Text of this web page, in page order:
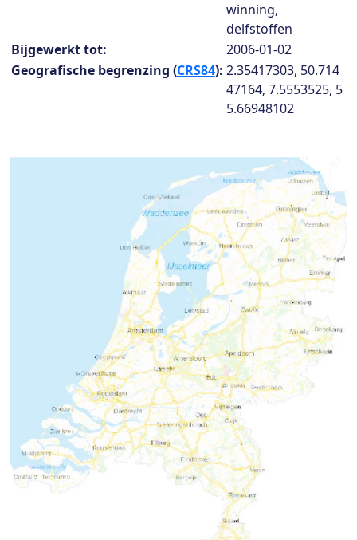
winning,
delfstoffen
Bijgewerkt tot:
2006-01-02
Geografische begrenzing (CRS84): 2.35417303, 50.714
47164, 7.5553525, 5
5.66948102